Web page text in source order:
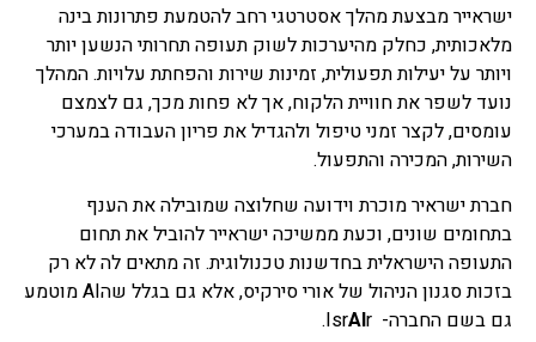
ישראייר מבצעת מהלך אסטרטגי רחב להטמעת פתרונות בינה
מלאכותית, כחלק מהיערכות לשוק תעופה תחרותי הנשען יותר
ויותר על יעילות תפעולית, זמינות שירות והפחתת עלויות. המהלך
נועד לשפר את חוויית הלקוח, אך לא פחות מכך, גם לצמצם
עומסים, לקצר זמני טיפול ולהגדיל את פריון העבודה במערכי
השירות, המכירה והתפעול.
חברת ישראיר מוכרת וידועה שחלוצה שמובילה את הענף
בתחומים שונים, וכעת ממשיכה ישראייר להוביל את תחום
התעופה הישראלית בחדשנות טכנולוגית. זה מתאים לה לא רק
בזכות סגנון הניהול של אורי סירקיס, אלא גם בגלל שהAI מוטמע
גם בשם החברה- Isr AIr.